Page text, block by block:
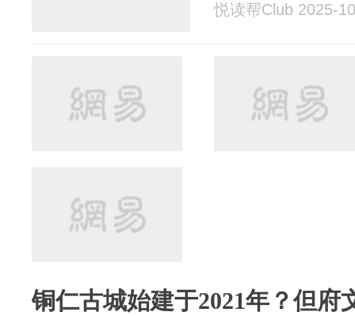
悦读帮Club 2025-
铜仁古城始建于2021年？但府